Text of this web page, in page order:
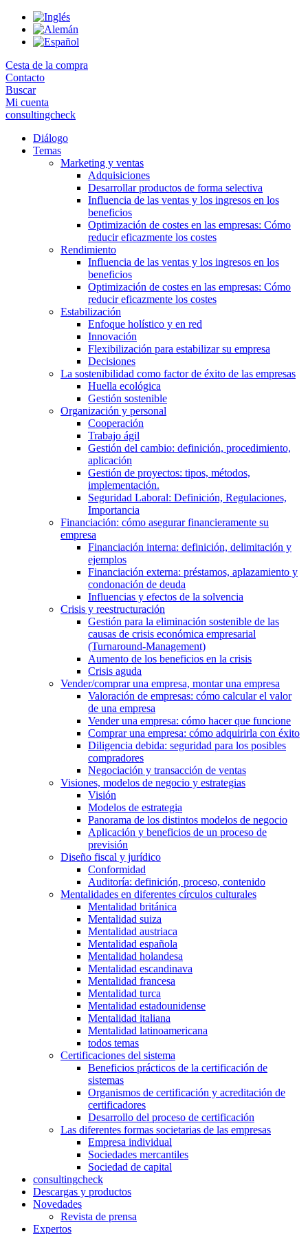
Skip
Cesta de la compra
Contacto
Buscar
Mi cuenta
consultingcheck
Diálogo
Temas
Marketing y ventas
Adquisiciones
Desarrollar productos de forma selectiva
Influencia de las ventas y los ingresos en los
beneficios
Optimización de costes en las empresas: Cómo
reducir eficazmente los costes
Rendimiento
Influencia de las ventas y los ingresos en los
beneficios
Optimización de costes en las empresas: Cómo
reducir eficazmente los costes
Estabilización
Enfoque holístico y en red
Innovación
Flexibilización para estabilizar su empresa
Decisiones
La sostenibilidad como factor de éxito de las empresas
Huella ecológica
Gestión sostenible
Organización y personal
Cooperación
Trabajo ágil
Gestión del cambio: definición, procedimiento,
aplicación
Gestión de proyectos: tipos, métodos,
implementación.
Seguridad Laboral: Definición, Regulaciones,
Importancia
Financiación: cómo asegurar financieramente su
empresa
Financiación interna: definición, delimitación y
ejemplos
Financiación externa: préstamos, aplazamiento y
condonación de deuda
Influencias y efectos de la solvencia
Crisis y reestructuración
Gestión para la eliminación sostenible de las
causas de crisis económica empresarial
(Turnaround-Management)
Aumento de los beneficios en la crisis
Crisis aguda
Vender/comprar una empresa, montar una empresa
Valoración de empresas: cómo calcular el valor
de una empresa
Vender una empresa: cómo hacer que funcione
Comprar una empresa: cómo adquirirla con éxito
Diligencia debida: seguridad para los posibles
compradores
Negociación y transacción de ventas
Visiones, modelos de negocio y estrategias
Visión
Modelos de estrategia
Panorama de los distintos modelos de negocio
Aplicación y beneficios de un proceso de
previsión
Diseño fiscal y jurídico
Conformidad
Auditoría: definición, proceso, contenido
Mentalidades en diferentes círculos culturales
Mentalidad británica
Mentalidad suiza
Mentalidad austriaca
Mentalidad española
Mentalidad holandesa
Mentalidad escandinava
Mentalidad francesa
Mentalidad turca
Mentalidad estadounidense
Mentalidad italiana
Mentalidad latinoamericana
todos temas
Certificaciones del sistema
Beneficios prácticos de la certificación de
sistemas
Organismos de certificación y acreditación de
certificadores
Desarrollo del proceso de certificación
Las diferentes formas societarias de las empresas
Empresa individual
Sociedades mercantiles
Sociedad de capital
consultingcheck
Descargas y productos
Novedades
Revista de prensa
Expertos